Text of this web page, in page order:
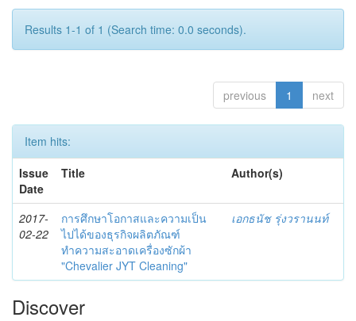
Results 1-1 of 1 (Search time: 0.0 seconds).
previous 1 next
Item hits:
Issue
Date
Title Author(s)
2017-
02-22
การศึกษาโอกาสและความเป็น
ไปได้ของธุรกิจผลิตภัณฑ์
ทำความสะอาดเครื่องซักผ้า
"Chevalier JYT Cleaning"
เอกธนัช รุ่งวรานนท์
Discover